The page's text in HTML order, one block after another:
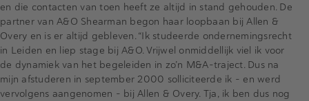
en die contacten van toen heeft ze altijd in stand gehouden. De
partner van A&O Shearman begon haar loopbaan bij Allen &
Overy en is er altijd gebleven. “Ik studeerde ondernemingsrecht
in Leiden en liep stage bij A&O. Vrijwel onmiddellijk viel ik voor
de dynamiek van het begeleiden in zo’n M&A-traject. Dus na
mijn afstuderen in september 2000 solliciteerde ik – en werd
vervolgens aangenomen – bij Allen & Overy. Tja, ik ben dus nog